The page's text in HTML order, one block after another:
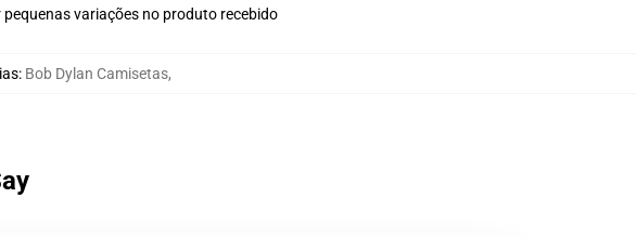
variações no produto recebido
: Bob Dylan Camisetas,